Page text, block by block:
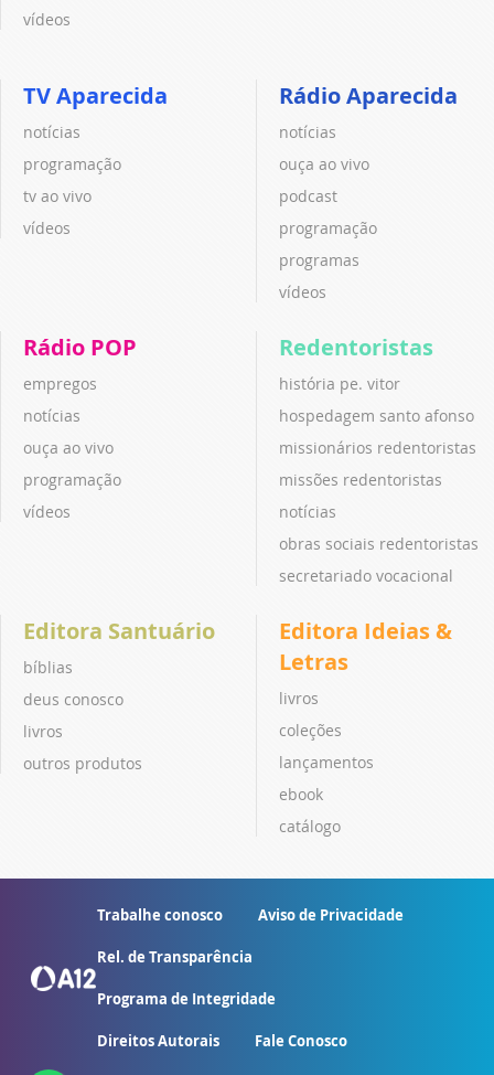
vídeos
TV Aparecida
notícias
programação
tv ao vivo
vídeos
Rádio Aparecida
notícias
ouça ao vivo
podcast
programação
programas
vídeos
Rádio POP
empregos
notícias
ouça ao vivo
programação
vídeos
Redentoristas
história pe. vitor
hospedagem santo afonso
missionários redentoristas
missões redentoristas
notícias
obras sociais redentoristas
secretariado vocacional
Editora Santuário
bíblias
deus conosco
livros
outros produtos
Editora Ideias &
Letras
livros
coleções
lançamentos
ebook
catálogo
Trabalhe conosco Aviso de Privacidade
Rel. de Transparência
Programa de Integridade
Direitos Autorais Fale Conosco